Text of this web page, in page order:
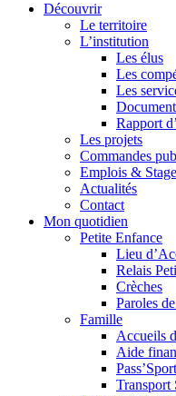
Découvrir
Le territoire
L’institution
Les élus
Les
Les
Rapport
Les projets
Commandes
Emplois &
Actualités
Contact
Mon quotidien
Petite Enfance
Lieu
Relais
Crèches
Paroles
Famille
Accueils
Aide
Transport